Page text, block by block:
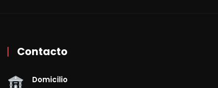
Contacto
Domicilio